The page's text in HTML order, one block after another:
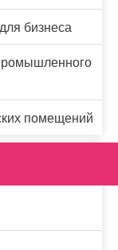
бизнеса
помещений